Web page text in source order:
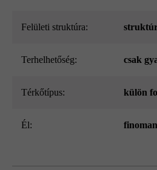
Felületi struktúra:
Terhelhetőség: csak
Térkőtípus: külön
él: